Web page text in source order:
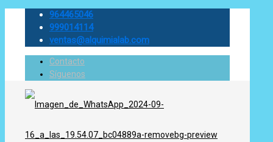
964465046
999014114
ventas@alquimialab.com
Contacto
Síguenos